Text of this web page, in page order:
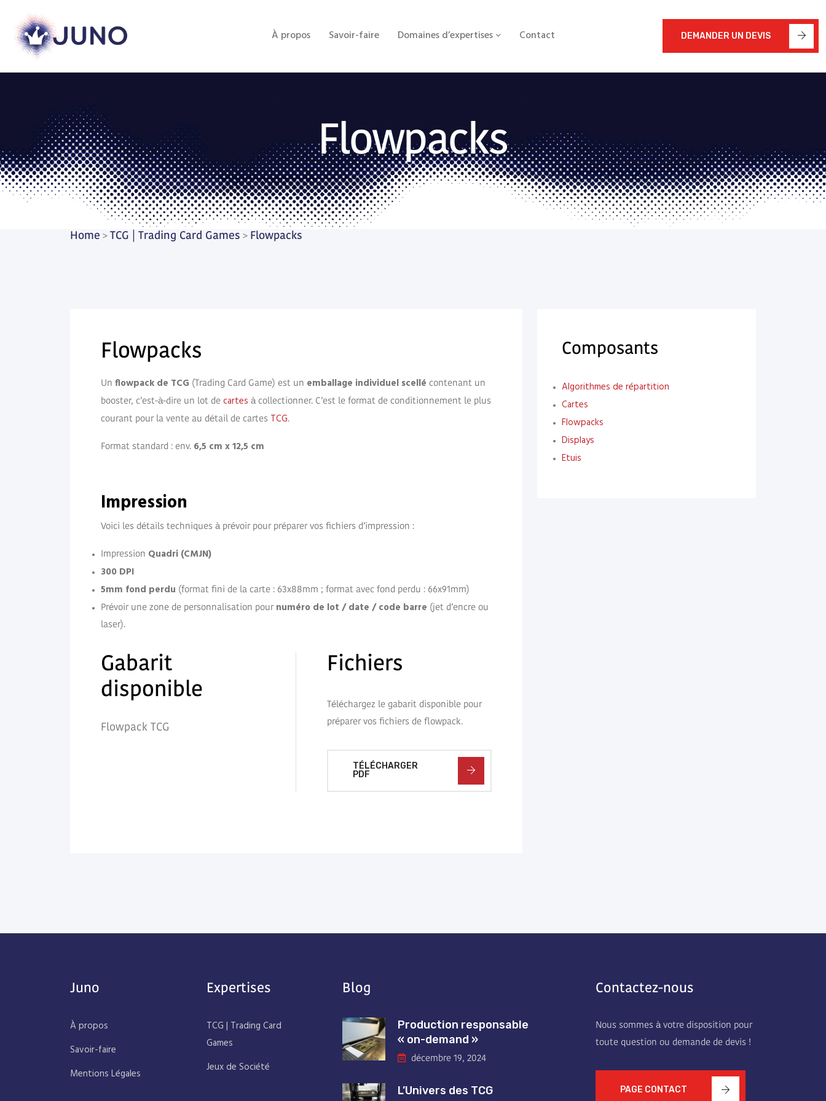
À propos Savoir-faire Domaines d’expertises Contact DEMANDER UN DEVIS
Flowpacks
Home > TCG | Trading Card Games > Flowpacks
Flowpacks
Un flowpack de TCG (Trading Card Game) est un emballage individuel scellé contenant un
booster, c’est-à-dire un lot de cartes à collectionner. C’est le format de conditionnement le plus
courant pour la vente au détail de cartes TCG.
Format standard : env. 6,5 cm x 12,5 cm
Impression
Voici les détails techniques à prévoir pour préparer vos fichiers d’impression :
Impression Quadri (CMJN)
300 DPI
5mm fond perdu (format fini de la carte : 63x88mm ; format avec fond perdu : 66x91mm)
Prévoir une zone de personnalisation pour numéro de lot / date / code barre (jet d’encre ou
laser).
Gabarit
disponible
Flowpack TCG
Fichiers
Téléchargez le gabarit disponible pour
préparer vos fichiers de flowpack.
TÉLÉCHARGER
PDF
Composants
Algorithmes de répartition
Cartes
Flowpacks
Displays
Etuis
Juno
À propos
Savoir-faire
Mentions Légales
Expertises
TCG | Trading Card
Games
Jeux de Société
Blog
Production responsable
« on-demand »
décembre 19, 2024
L’Univers des TCG
Contactez-nous
Nous sommes à votre disposition pour
toute question ou demande de devis !
PAGE CONTACT